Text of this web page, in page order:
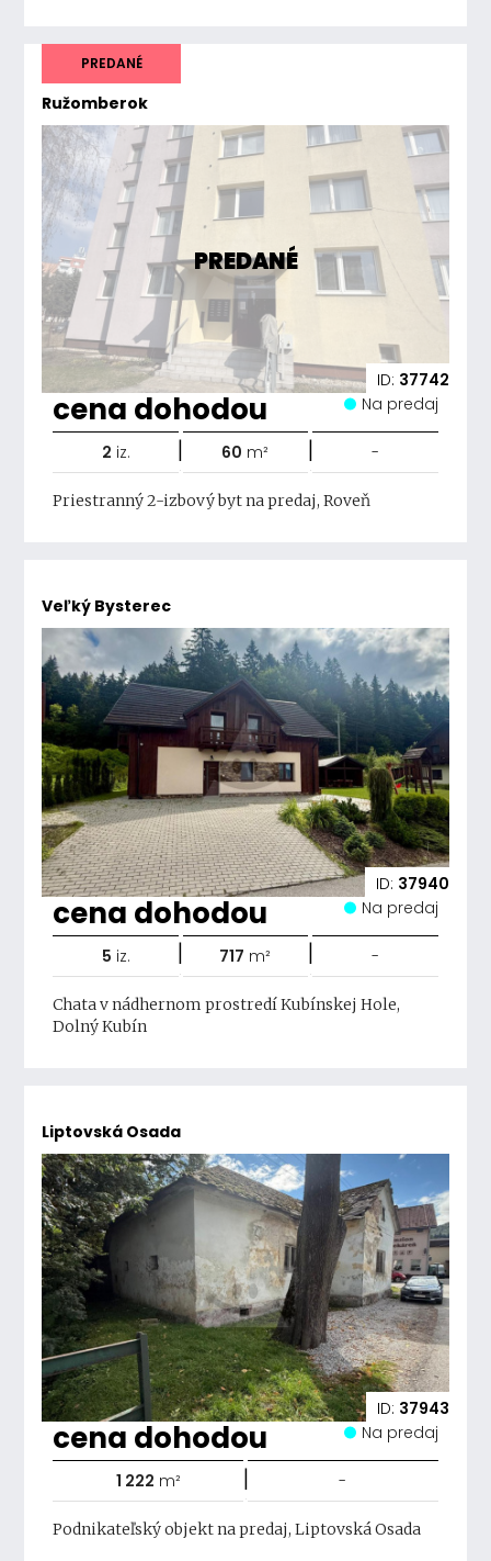
Ružomberok
PREDANÉ
PREDANÉ
ID: 37742
cena dohodou Na predaj
2 iz. | 60 m² | -
Priestranný 2-izbový byt na predaj, Roveň
Veľký Bysterec
ID: 37940
cena dohodou Na predaj
5 iz. | 717 m² | -
Chata v nádhernom prostredí Kubínskej Hole,
Dolný Kubín
Liptovská Osada
ID: 37943
cena dohodou Na predaj
1 222 m² | -
Podnikateľský objekt na predaj, Liptovská Osada